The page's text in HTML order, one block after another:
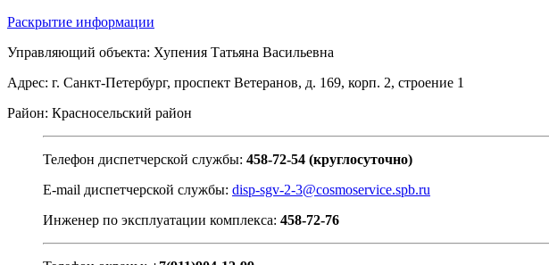
Раскрытие информации
Управляющий объекта: Хупения Татьяна Васильевна
Адрес: г. Санкт-Петербург, проспект Ветеранов, д. 169, корп. 2, строение 1
Район: Красносельский район
Телефон диспетчерской службы: 458-72-54 (круглосуточно)
E-mail диспетчерской службы: disp-sgv-2-3@cosmoservice.spb.ru
Инженер по эксплуатации комплекса: 458-72-76